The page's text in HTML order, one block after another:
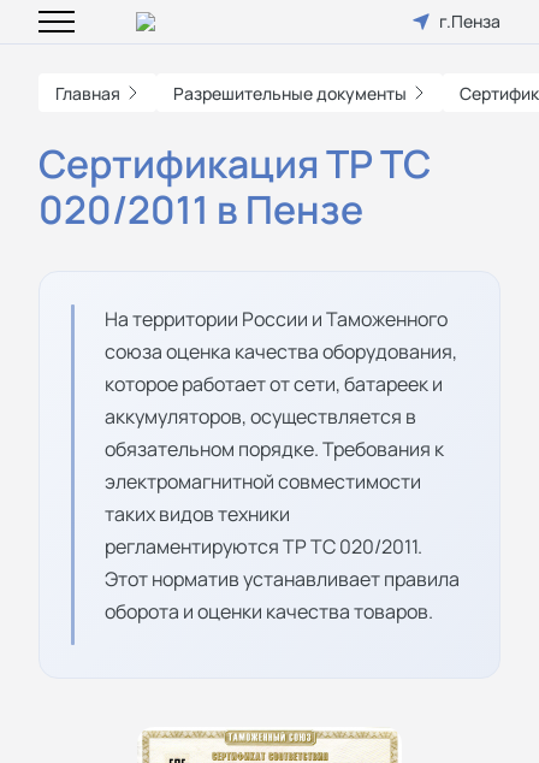
г.Пенза
Главная Разрешительные документы
Сертификация ТР ТС
020/2011 в Пензе
На территории России и Таможенного
союза оценка качества оборудования,
которое работает от сети, батареек и
аккумуляторов, осуществляется в
обязательном порядке. Требования к
электромагнитной совместимости
таких видов техники
регламентируются ТР ТС 020/2011.
Этот норматив устанавливает правила
оборота и оценки качества товаров.